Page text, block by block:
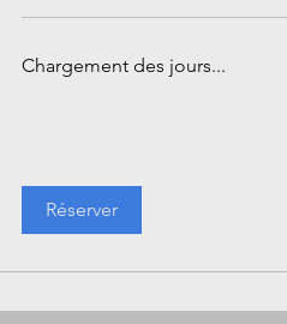
Chargement des jours...
Réserver